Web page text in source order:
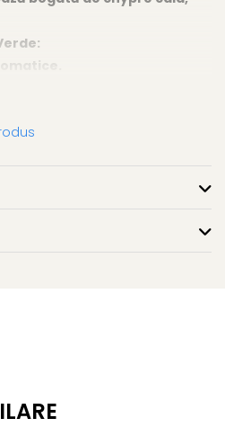
copiilor. Exclusiv pentru uz